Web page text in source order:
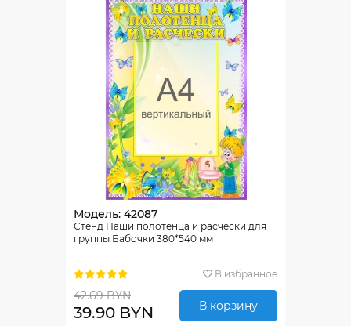
Модель: 42087
Стенд Наши полотенца и расчёски для
группы Бабочки 380*540 мм
В избранное
42.69 BYN
39.90 BYN В корзину